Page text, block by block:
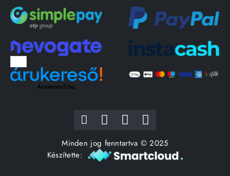
Árukereső.hu
Minden jog fenntartva © 2025
Készítette: